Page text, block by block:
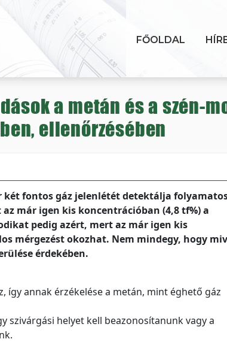
FŐOLDAL
a metán és a szén-
ellenőrzésében
két fontos gáz jelenlétét detektálja
már igen kis koncentrációban (4,8 tf%) a
pedig azért, mert az már igen kis
mérgezést okozhat. Nem mindegy, hogy
érdekében.
így annak érzékelése a metán, mint éghető gáz
szivárgási helyet kell beazonosítanunk vagy a